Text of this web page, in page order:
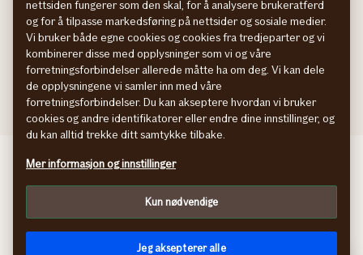
Hvem eier bilen?
Behandling av personopplysninger
Cookies
nettsiden fungerer som den skal, for å analysere brukeratferd
og for å tilpasse markedsføring på nettsider og sosiale medier.
Vi bruker både egne cookies og cookies fra tredjeparter og vi
kombinerer disse med opplysninger som vi og våre
forretningsforbindelser allerede måtte ha om deg. Vi kan dele
de opplysningene vi samler inn med våre
forretningsforbindelser. Du kan akseptere hvordan vi bruker
cookies og andre identifikatorer eller endre dine innstillinger, og
du kan alltid trekke ditt samtykke tilbake.
Mer informasjon og innstillinger
Kun nødvendige
Jeg aksepterer alle